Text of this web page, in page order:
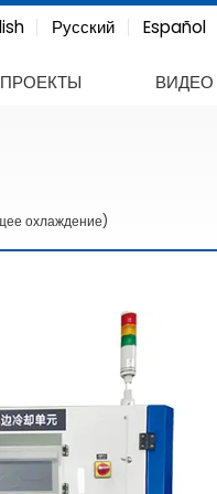
Русский Español
ПРОЕКТЫ ВИДЕО
охлаждение)